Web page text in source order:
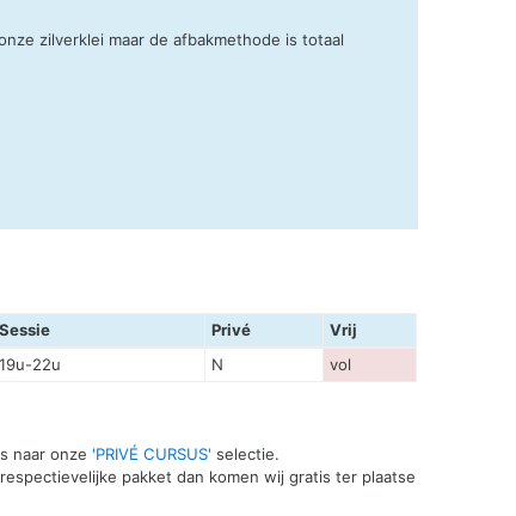
zilverklei maar de afbakmethode is totaal
Sessie Privé
Vrij
19u-22u N vol
naar onze 'PRIVÉ CURSUS' selectie.
pakket dan komen wij gratis ter plaatse